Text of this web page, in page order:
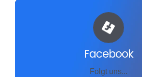
Facebook
Folgt uns...
... auf Facebook
Bereicherung für dein